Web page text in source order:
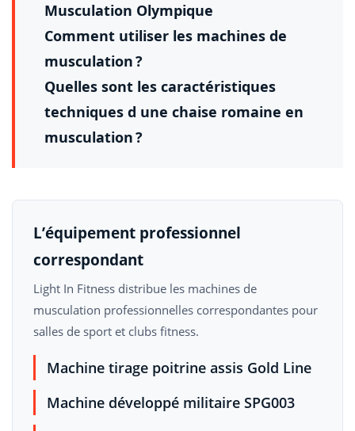
Musculation Olympique
Comment utiliser les machines de
musculation ?
Quelles sont les caractéristiques
techniques d une chaise romaine en
musculation ?
L’équipement professionnel
correspondant
Light In Fitness distribue les machines de
musculation professionnelles correspondantes pour
salles de sport et clubs fitness.
Machine tirage poitrine assis Gold Line
Machine développé militaire SPG003